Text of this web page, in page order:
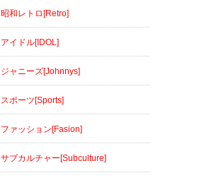
昭和レトロ[Retro]
アイドル[IDOL]
ジャニーズ[Johnnys]
スポーツ[Sports]
ファッション[Fasion]
サブカルチャー[Subculture]